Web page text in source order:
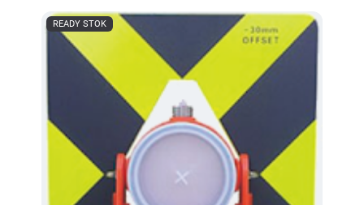
READY STOK